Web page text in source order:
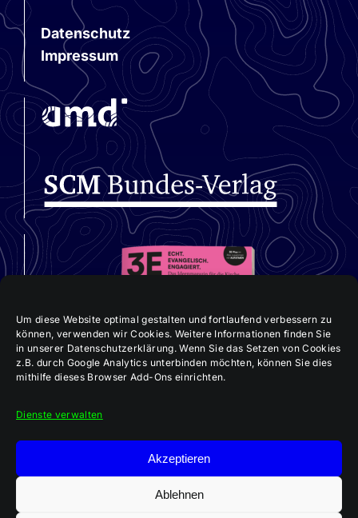
Um diese Website optimal gestalten und fortlaufend verbessern zu
können, verwenden wir Cookies. Weitere Informationen finden Sie
in unserer Datenschutzerklärung. Wenn Sie das Setzen von Cookies
z.B. durch Google Analytics unterbinden möchten, können Sie dies
mithilfe dieses Browser Add-Ons einrichten.
Dienste verwalten
Akzeptieren
Ablehnen
Datenschutz
Impressum
„Im Team Kirche bauen“